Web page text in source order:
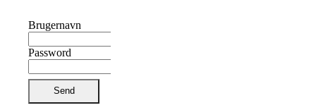
Brugernavn
Password
Send